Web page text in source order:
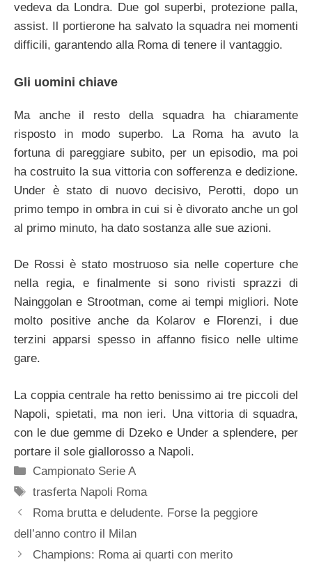
vedeva da Londra. Due gol superbi, protezione palla,
assist. Il portierone ha salvato la squadra nei momenti
difficili, garantendo alla Roma di tenere il vantaggio.
Gli uomini chiave
Ma anche il resto della squadra ha chiaramente
risposto in modo superbo. La Roma ha avuto la
fortuna di pareggiare subito, per un episodio, ma poi
ha costruito la sua vittoria con sofferenza e dedizione.
Under è stato di nuovo decisivo, Perotti, dopo un
primo tempo in ombra in cui si è divorato anche un gol
al primo minuto, ha dato sostanza alle sue azioni.
De Rossi è stato mostruoso sia nelle coperture che
nella regia, e finalmente si sono rivisti sprazzi di
Nainggolan e Strootman, come ai tempi migliori. Note
molto positive anche da Kolarov e Florenzi, i due
terzini apparsi spesso in affanno fisico nelle ultime
gare.
La coppia centrale ha retto benissimo ai tre piccoli del
Napoli, spietati, ma non ieri. Una vittoria di squadra,
con le due gemme di Dzeko e Under a splendere, per
portare il sole giallorosso a Napoli.
Categorie
Campionato Serie A
Tag
trasferta Napoli Roma
Roma brutta e deludente. Forse la peggiore
dell’anno contro il Milan
Champions: Roma ai quarti con merito